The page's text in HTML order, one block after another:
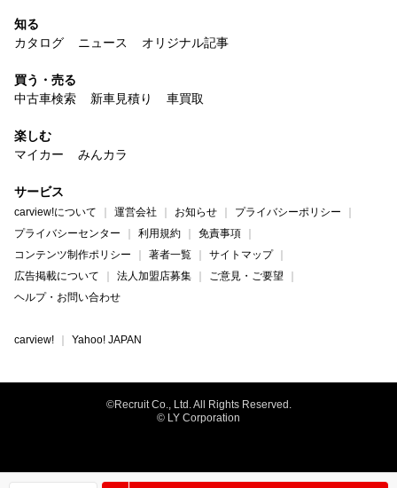
知る
カタログ
ニュース オリジナル記事
買う・売る
中古車検索
新車見積り 車買取
楽しむ
マイカー
みんカラ
サービス
carview!について 運営会社 お知らせ
プライバシーポリシー
プライバシーセンター
利用規約
免責事項
コンテンツ制作ポリシー
著者一覧
サイトマップ
広告掲載について
法人加盟店募集
ご意見・ご要望
ヘルプ・お問い合わせ
carview! Yahoo! JAPAN
©Recruit Co., Ltd. All Rights Reserved.
© LY Corporation